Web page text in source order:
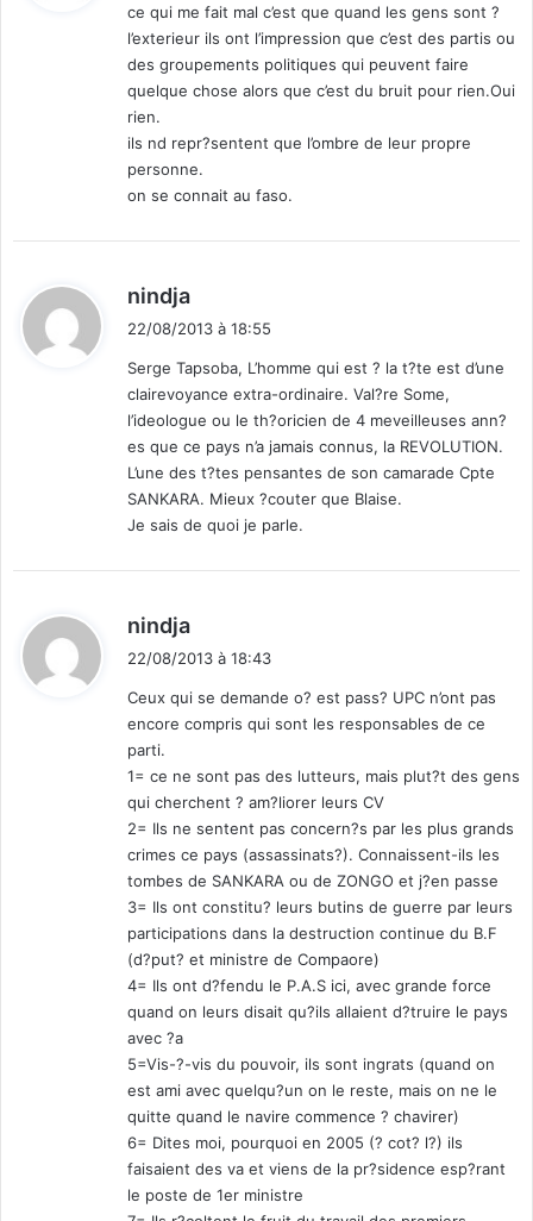
:
ce qui me fait mal c’est que quand les gens sont ?
l’exterieur ils ont l’impression que c’est des partis ou
des groupements politiques qui peuvent faire
quelque chose alors que c’est du bruit pour rien.Oui
rien.
ils nd repr?sentent que l’ombre de leur propre
personne.
on se connait au faso.
nindja
:
22/08/2013 à 18:55
Serge Tapsoba, L’homme qui est ? la t?te est d’une
clairevoyance extra-ordinaire. Val?re Some,
l’ideologue ou le th?oricien de 4 meveilleuses ann?
es que ce pays n’a jamais connus, la REVOLUTION.
L’une des t?tes pensantes de son camarade Cpte
SANKARA. Mieux ?couter que Blaise.
Je sais de quoi je parle.
nindja
:
22/08/2013 à 18:43
Ceux qui se demande o? est pass? UPC n’ont pas
encore compris qui sont les responsables de ce
parti.
1= ce ne sont pas des lutteurs, mais plut?t des gens
qui cherchent ? am?liorer leurs CV
2= Ils ne sentent pas concern?s par les plus grands
crimes ce pays (assassinats?). Connaissent-ils les
tombes de SANKARA ou de ZONGO et j?en passe
3= Ils ont constitu? leurs butins de guerre par leurs
participations dans la destruction continue du B.F
(d?put? et ministre de Compaore)
4= Ils ont d?fendu le P.A.S ici, avec grande force
quand on leurs disait qu?ils allaient d?truire le pays
avec ?a
5=Vis-?-vis du pouvoir, ils sont ingrats (quand on
est ami avec quelqu?un on le reste, mais on ne le
quitte quand le navire commence ? chavirer)
6= Dites moi, pourquoi en 2005 (? cot? l?) ils
faisaient des va et viens de la pr?sidence esp?rant
le poste de 1er ministre